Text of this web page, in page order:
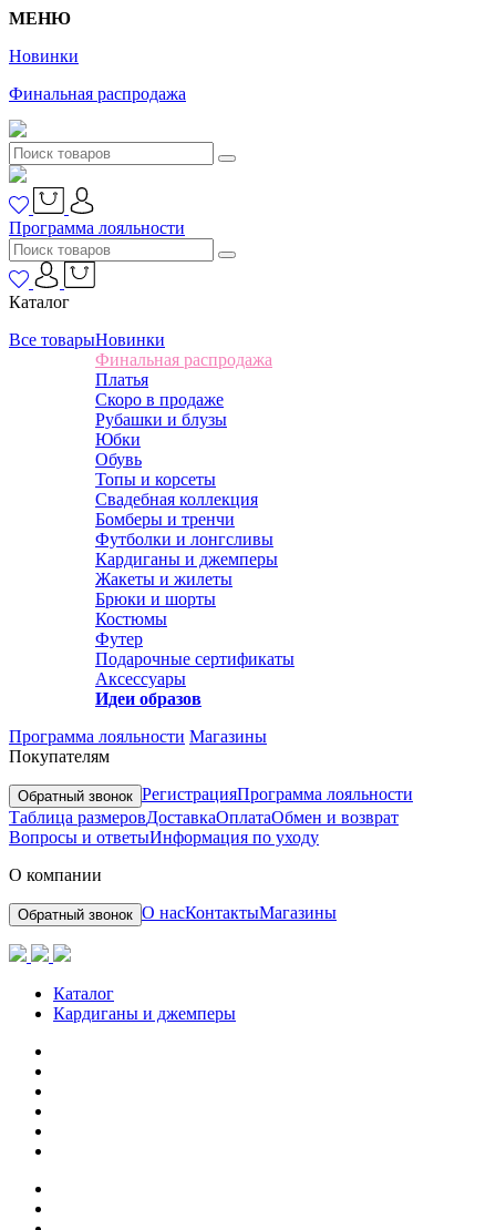
МЕНЮ
Новинки
Финальная распродажа
Программа лояльности
Каталог
Все товарыНовинки
Финальная распродажа
Платья
Скоро в продаже
Рубашки и блузы
Юбки
Обувь
Топы и корсеты
Свадебная коллекция
Бомберы и тренчи
Футболки и лонгсливы
Кардиганы и джемперы
Жакеты и жилеты
Брюки и шорты
Костюмы
Футер
Подарочные сертификаты
Аксессуары
Идеи образов
Программа лояльности Магазины
Покупателям
Обратный звонок РегистрацияПрограмма лояльности
Таблица размеровДоставкаОплатаОбмен и возврат
Вопросы и ответыИнформация по уходу
О компании
Обратный звонок О насКонтактыМагазины
Каталог
Кардиганы и джемперы